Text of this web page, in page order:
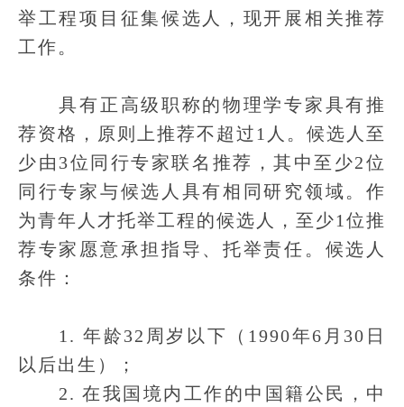
举工程项目征集候选人，现开展相关推荐
工作。
具有正高级职称的物理学专家具有推
荐资格，原则上推荐不超过1人。候选人至
少由3位同行专家联名推荐，其中至少2位
同行专家与候选人具有相同研究领域。作
为青年人才托举工程的候选人，至少1位推
荐专家愿意承担指导、托举责任。候选人
条件：
1. 年龄32周岁以下（1990年6月30日
以后出生）；
2. 在我国境内工作的中国籍公民，中